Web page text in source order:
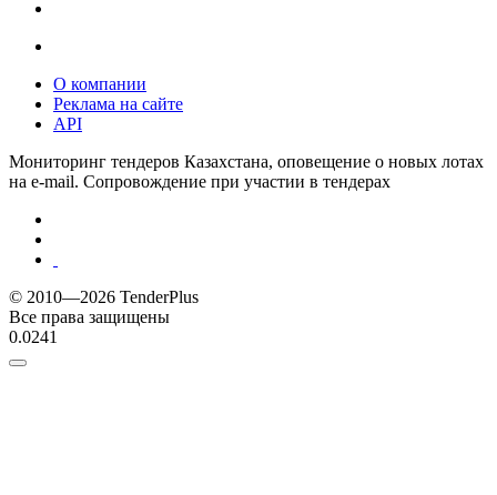
О компании
Реклама на сайте
API
Мониторинг тендеров Казахстана, оповещение о новых лотах
на e-mail. Сопровождение при участии в тендерах
© 2010—2026 TenderPlus
Все права защищены
0.0241